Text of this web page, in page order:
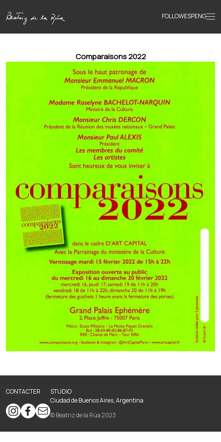
FOLLOWESPENG
Accueil
Œuvres
Textes
Biographie
Livres
Actualités
Comparaisons 2022
CONTACTER
STUDIO
Ciudad de Buenos Aires, Argentina
© Beatriz de la Rúa 2023